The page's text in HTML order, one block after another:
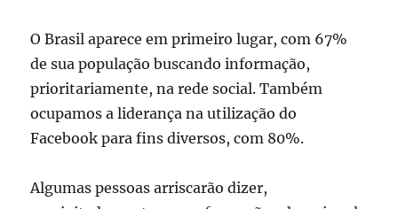
O Brasil aparece em primeiro lugar, com 67%
de sua população buscando informação,
prioritariamente, na rede social. Também
ocupamos a liderança na utilização do
Facebook para fins diversos, com 80%.
Algumas pessoas arriscarão dizer,